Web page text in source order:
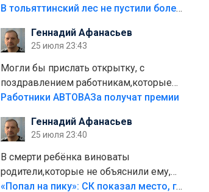
пожар.Тех кто разводит костры,тех
полно стоит,почему водители всё
равно едут в лес? Штрафы мизерные.
В тольяттинский лес не пустили более тысячи автомобилей
Геннадий Афанасьев
25 июля 23:43
Могли бы прислать открытку, с
поздравлением работникам,которые
больше сорока лет отработали на
Работники АВТОВАЗа получат премии
Геннадий Афанасьев
25 июля 23:40
В смерти ребёнка виноваты
родители,которые не объяснили ему,
что такое хорошо и что такое плохо!
«Попал на пику»: СК показал место, где был смертельно травмирован ребенок в Тольятти